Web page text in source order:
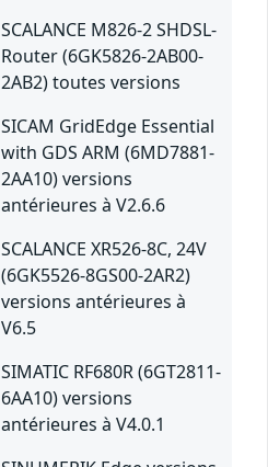
SCALANCE M826-2 SHDSL-
Router (6GK5826-2AB00-
2AB2) toutes versions
SICAM GridEdge Essential
with GDS ARM (6MD7881-
2AA10) versions
antérieures à V2.6.6
SCALANCE XR526-8C, 24V
(6GK5526-8GS00-2AR2)
versions antérieures à
V6.5
SIMATIC RF680R (6GT2811-
6AA10) versions
antérieures à V4.0.1